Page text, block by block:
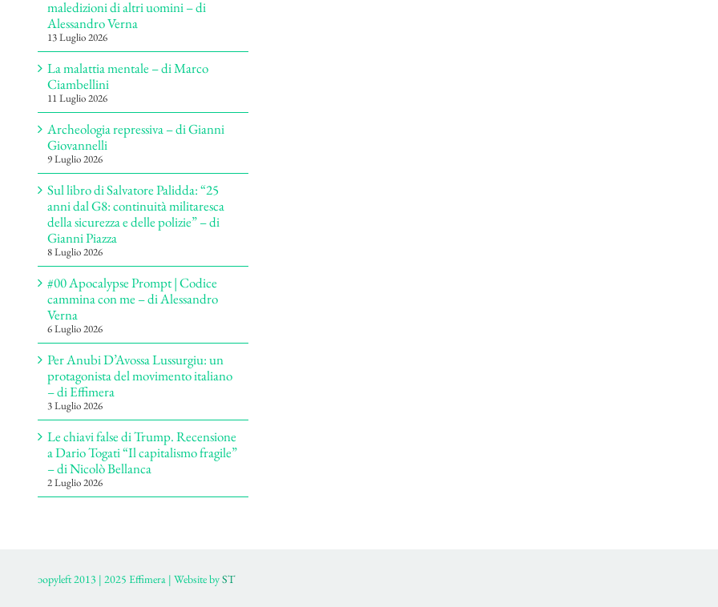
maledizioni di altri uomini – di
Alessandro Verna
13 Luglio 2026
La malattia mentale – di Marco
Ciambellini
11 Luglio 2026
Archeologia repressiva – di Gianni
Giovannelli
9 Luglio 2026
Sul libro di Salvatore Palidda: “25
anni dal G8: continuità militaresca
della sicurezza e delle polizie” – di
Gianni Piazza
8 Luglio 2026
#00 Apocalypse Prompt | Codice
cammina con me – di Alessandro
Verna
6 Luglio 2026
Per Anubi D’Avossa Lussurgiu: un
protagonista del movimento italiano
– di Effimera
3 Luglio 2026
Le chiavi false di Trump. Recensione
a Dario Togati “Il capitalismo fragile”
– di Nicolò Bellanca
2 Luglio 2026
ɔopyleft 2013 | 2025 Effimera | Website byST